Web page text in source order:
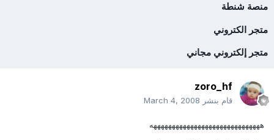
منصة شنطة
متجر الكتروني
متجر إلكتروني مجاني
zoro_hf
قام بنشر March 4, 2008
ههههههههههههههههههههههههههههههه